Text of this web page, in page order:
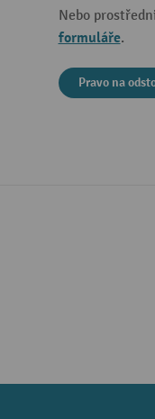
Nebo
formuláře.
Pravo na